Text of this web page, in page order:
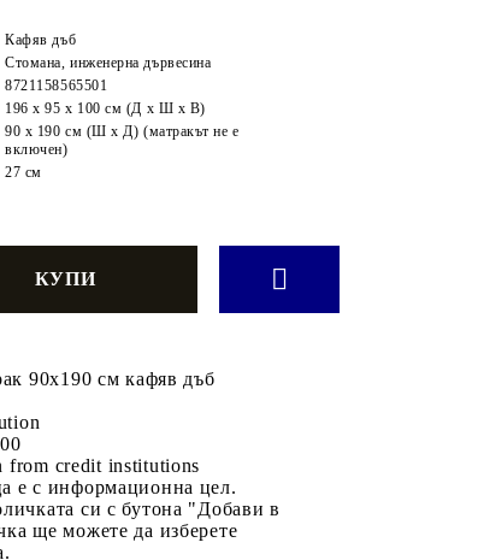
Кафяв дъб
Стомана, инженерна дървесина
8721158565501
196 x 95 x 100 см (Д x Ш x В)
90 x 190 cм (Ш x Д) (матракът не е
включен)
27 см
90x190 см кафяв дъб
from credit institutions
е с информационна цел.
си с бутона "Добави в
ще можете да изберете